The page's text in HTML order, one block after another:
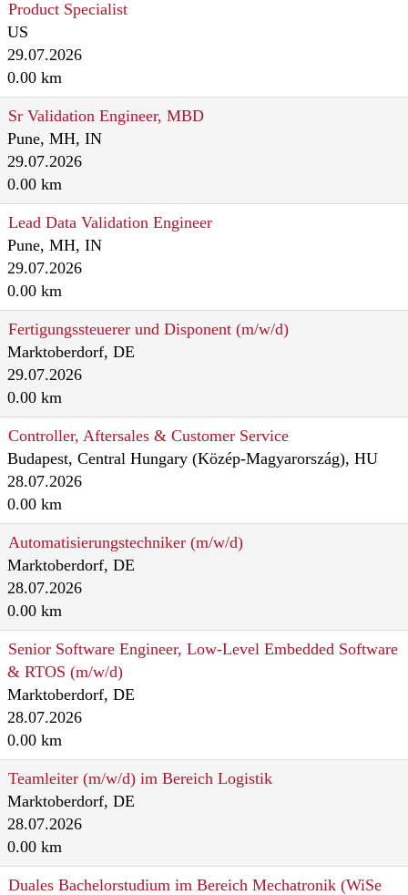
Product Specialist
US
29.07.2026
0.00 km
Sr Validation Engineer, MBD
Pune, MH, IN
29.07.2026
0.00 km
Lead Data Validation Engineer
Pune, MH, IN
29.07.2026
0.00 km
Fertigungssteuerer und Disponent (m/w/d)
Marktoberdorf, DE
29.07.2026
0.00 km
Controller, Aftersales & Customer Service
Budapest, Central Hungary (Közép-Magyarország), HU
28.07.2026
0.00 km
Automatisierungstechniker (m/w/d)
Marktoberdorf, DE
28.07.2026
0.00 km
Senior Software Engineer, Low-Level Embedded Software
& RTOS (m/w/d)
Marktoberdorf, DE
28.07.2026
0.00 km
Teamleiter (m/w/d) im Bereich Logistik
Marktoberdorf, DE
28.07.2026
0.00 km
Duales Bachelorstudium im Bereich Mechatronik (WiSe